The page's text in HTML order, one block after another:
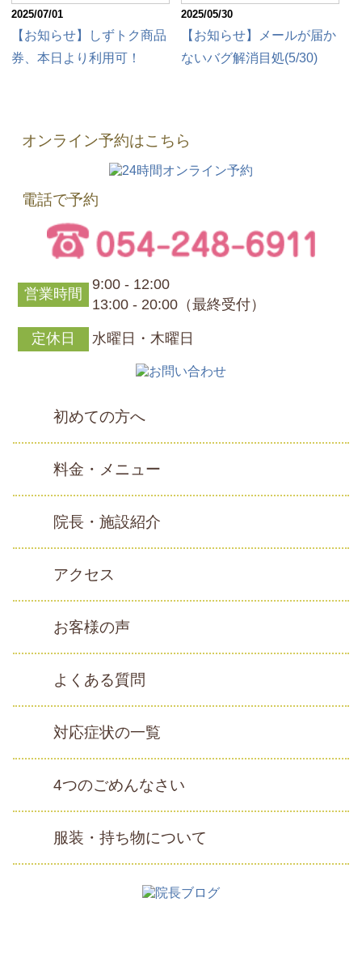
2025/07/01
【お知らせ】しずトク商品
券、本日より利用可！
2025/05/30
【お知らせ】メールが届か
ないバグ解消目処(5/30)
オンライン予約はこちら
電話で予約
営業時間
9:00 - 12:00
13:00 - 20:00（最終受付）
定休日 水曜日・木曜日
初めての方へ
料金・メニュー
院長・施設紹介
アクセス
お客様の声
よくある質問
対応症状の一覧
4つのごめんなさい
服装・持ち物について